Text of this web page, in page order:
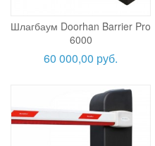
Шлагбаум Doorhan Barrier Pro
6000
60 000,00 руб.